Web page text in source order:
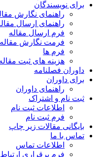
برای نویسندگان
راهنمای نگارش مقاله
راهنمای ارسال مقاله
فرم ارسال مقاله
فرمت نگارش مقاله
فرم ها
هزینه های ثبت مقاله
داوران فصلنامه
برای داوران
راهنمای داوران
ثبت نام و اشتراک
اطلاعات ثبت نام
فرم ثبت نام
بایگانی مقالات زیر چاپ
تماس با ما
اطلاعات تماس
فرم برقراری ارتباط